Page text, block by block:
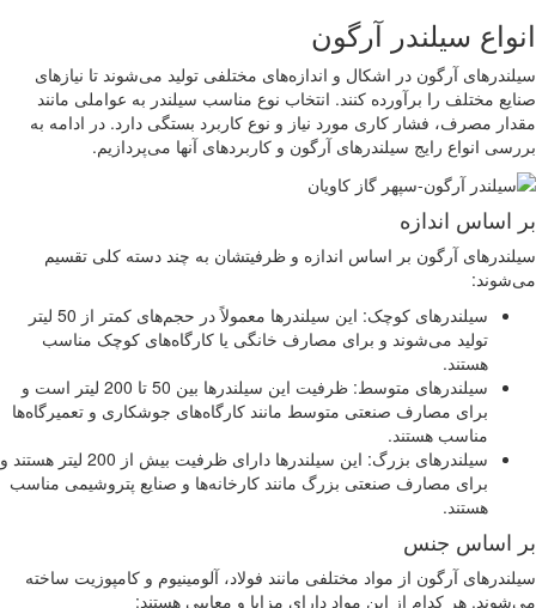
سیلندر آرگون
آرگون در اشکال و اندازه‌های مختلفی تولید می‌شوند تا نیازهای
مختلف را برآورده کنند. انتخاب نوع مناسب سیلندر به عواملی مانند
مصرف، فشار کاری مورد نیاز و نوع کاربرد بستگی دارد. در ادامه به
انواع رایج سیلندرهای آرگون و کاربردهای آنها می‌پردازیم.
اساس اندازه
آرگون بر اساس اندازه و ظرفیتشان به چند دسته کلی تقسیم
سیلندرهای کوچک: این سیلندرها معمولاً در حجم‌های کمتر از 50 لیتر
تولید می‌شوند و برای مصارف خانگی یا کارگاه‌های کوچک مناسب
هستند.
سیلندرهای متوسط: ظرفیت این سیلندرها بین 50 تا 200 لیتر است و
برای مصارف صنعتی متوسط مانند کارگاه‌های جوشکاری و تعمیرگاه‌ها
مناسب هستند.
سیلندرهای بزرگ: این سیلندرها دارای ظرفیت بیش از 200 لیتر هستند و
برای مصارف صنعتی بزرگ مانند کارخانه‌ها و صنایع پتروشیمی مناسب
هستند.
اساس جنس
آرگون از مواد مختلفی مانند فولاد، آلومینیوم و کامپوزیت ساخته
هر کدام از این مواد دارای مزایا و معایبی هستند: